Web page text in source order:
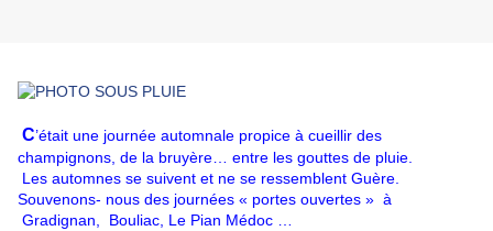
C’était une journée automnale propice à cueillir des
champignons, de la bruyère… entre les gouttes de pluie.
Les automnes se suivent et ne se ressemblent Guère.
Souvenons- nous des journées « portes ouvertes » à
Gradignan, Bouliac, Le Pian Médoc …